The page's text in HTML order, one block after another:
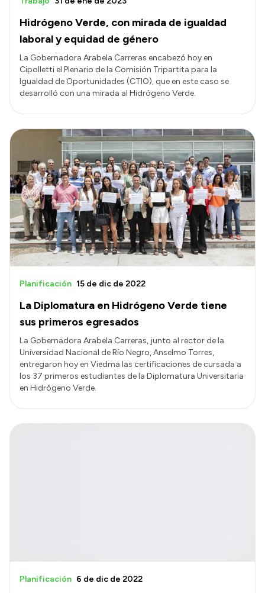
Hidrógeno Verde, con mirada de igualdad
laboral y equidad de género
La Gobernadora Arabela Carreras encabezó hoy en
Cipolletti el Plenario de la Comisión Tripartita para la
Igualdad de Oportunidades (CTIO), que en este caso se
desarrolló con una mirada al Hidrógeno Verde.
La Diplomatura en Hidrógeno Verde tiene
sus primeros egresados
Planificación 15 de dic de 2022
La Gobernadora Arabela Carreras, junto al rector de la
Universidad Nacional de Río Negro, Anselmo Torres,
entregaron hoy en Viedma las certificaciones de cursada a
los 37 primeros estudiantes de la Diplomatura Universitaria
en Hidrógeno Verde.
Planificación 6 de dic de 2022